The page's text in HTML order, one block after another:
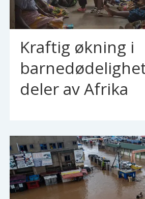
Kraftig økning i
deler av Afrika